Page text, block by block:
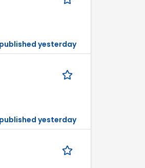
published yesterday
published yesterday